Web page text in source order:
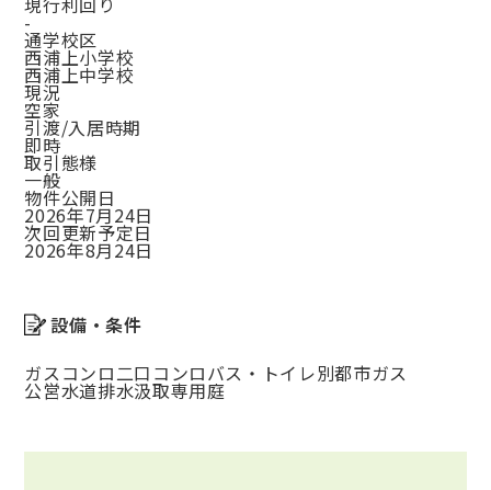
-
通学校区
西浦上小学校
西浦上中学校
現況
空家
引渡/入居時期
即時
取引態様
一般
物件公開日
2026年7月24日
次回更新予定日
2026年8月24日
設備・条件
ガスコンロ二口コンロバス・トイレ別都市ガス
公営水道排水汲取専用庭